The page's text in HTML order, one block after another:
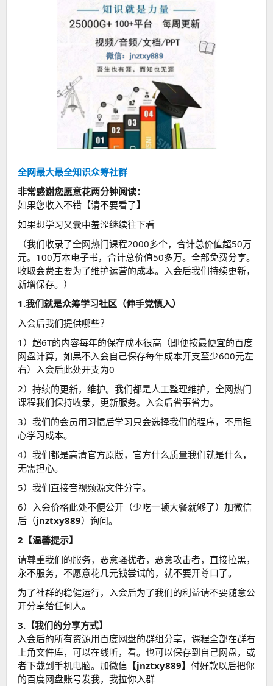
全网最大最全知识众筹社群
非常感谢您愿意花两分钟阅读：
如果您收入不错【请不要看了】
如果想学习又囊中羞涩继续往下看
（我们收录了全网热门课程2000多个，合计总价值超50万
元。100万本电子书，合计总价值50多万。全部免费分享。
收取会费主要为了维护运营的成本。入会后我们持续更新，
新增保存。）
1.我们就是众筹学习社区（伸手党慎入）
入会后我们提供哪些？
1）超6T的内容每年的保存成本很高（即便按最便宜的百度
网盘计算，如果不入会自己保存每年成本开支至少600元左
右）入会后此处开支为0
2）持续的更新，维护。我们都是人工整理维护，全网热门
课程我们保持收录，更新服务。入会后省事省力。
3）我们的会员用习惯后学习只会选择我们的程序，不用担
心学习成本。
4）我们都是高清官方原版，官方什么质量我们就是什么，
无需担心。
5）我们直接音视频源文件分享。
6）入会价格此处不便公开（少吃一顿大餐就够了）加微信
后（jnztxy889）询问。
2【温馨提示】
请尊重我们的服务，恶意骚扰者，恶意攻击者，直接拉黑，
永不服务，不愿意花几元钱尝试的，就不要开尊口了。
为了社群的稳健运行，入会后为了我们的利益请不要随意公
开分享给任何人。
3.【我们的分享方式】
入会后的所有资源用百度网盘的群组分享，课程全部在群右
上角文件库，可以在线听，看。也可以保存到自己网盘，或
者下载到手机电脑。加微信【jnztxy889】付好款以后把你
的百度网盘账号发我，我拉你入群